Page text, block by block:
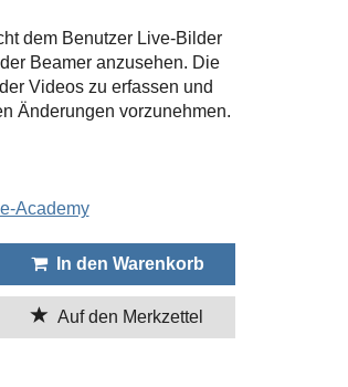
dem Benutzer Live-Bilder
Beamer anzusehen. Die
Videos zu erfassen und
Änderungen vorzunehmen.
Academy
In den Warenkorb
Auf den Merkzettel